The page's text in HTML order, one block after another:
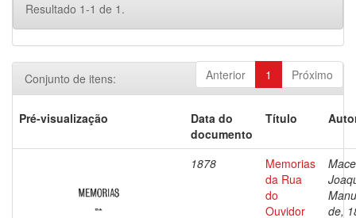
Resultado 1-1 de 1.
Anterior 1 Próximo
Conjunto de itens:
Pré-visualização
Data do
documento
Título
1878
Memorias
da Rua
do
Ouvidor
de,